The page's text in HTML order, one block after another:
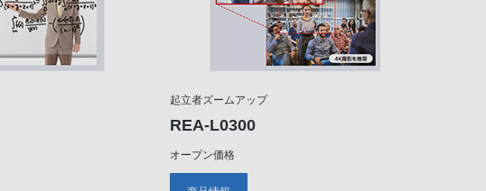
起立者ズームアップ
REA-L0300
オープン価格